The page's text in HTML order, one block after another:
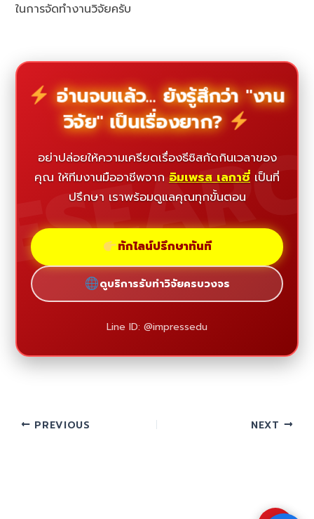
ในการจัดทำงานวิจัยครับ
อ่านจบแล้ว... ยังรู้สึกว่า "งาน
วิจัย" เป็นเรื่องยาก?
อย่าปล่อยให้ความเครียดเรื่องธีซิสกัดกินเวลาของ
คุณ ให้ทีมงานมืออาชีพจาก อิมเพรส เลกาซี่ เป็นที่
ปรึกษา เราพร้อมดูแลคุณทุกขั้นตอน
ทักไลน์ปรึกษาทันที
ดูบริการรับทำวิจัยครบวงจร
Line ID: @impressedu
PREVIOUS NEXT